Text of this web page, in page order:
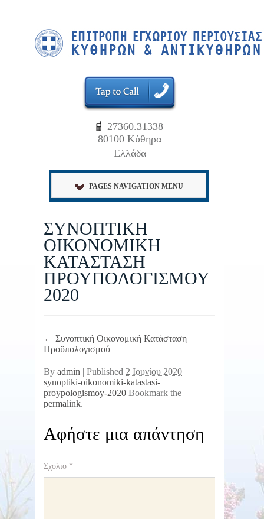
27360.31338
80100 Κύθηρα
Ελλάδα
PAGES NAVIGATION MENU
ΣΥΝΟΠΤΙΚΗ
ΟΙΚΟΝΟΜΙΚΗ
ΚΑΤΑΣΤΑΣΗ
ΠΡΟΥΠΟΛΟΓΙΣΜΟΥ
2020
← Συνοπτική Οικονομική Κατάσταση
Προϋπολογισμού
By admin | Published 2 Ιουνίου 2020
synoptiki-oikonomiki-katastasi-
proypologismoy-2020 Bookmark the
permalink.
Αφήστε μια απάντηση
Σχόλιο *